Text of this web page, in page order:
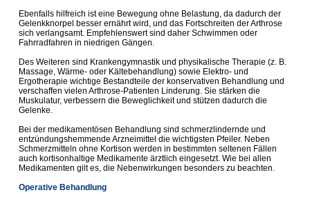
Ebenfalls hilfreich ist eine Bewegung ohne Belastung, da dadurch der
Gelenkknorpel besser ernährt wird, und das Fortschreiten der Arthrose
sich verlangsamt. Empfehlenswert sind daher Schwimmen oder
Fahrradfahren in niedrigen Gängen.
Des Weiteren sind Krankengymnastik und physikalische Therapie (z. B.
Massage, Wärme- oder Kältebehandlung) sowie Elektro- und
Ergotherapie wichtige Bestandteile der konservativen Behandlung und
verschaffen vielen Arthrose-Patienten Linderung. Sie stärken die
Muskulatur, verbessern die Beweglichkeit und stützen dadurch die
Gelenke.
Bei der medikamentösen Behandlung sind schmerzlindernde und
entzündungshemmende Arzneimittel die wichtigsten Pfeiler. Neben
Schmerz­mitteln ohne Kortison werden in bestimmten seltenen Fällen
auch kortisonhaltige Medi­kamente ärztlich eingesetzt. Wie bei allen
Medikamenten gilt es, die Neben­wirkungen besonders zu beachten.
Operative Behandlung